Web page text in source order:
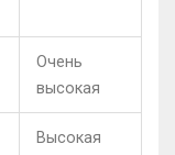
Очень
высокая
Высокая